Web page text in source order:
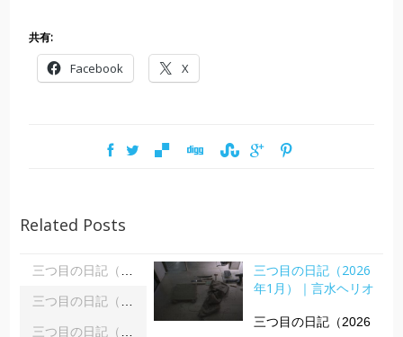
共有:
Facebook X
Related Posts
三つ目の日記（2026
年1月）｜言水ヘリオ
三つ目の日記（2026